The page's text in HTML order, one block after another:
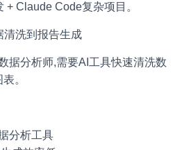
+ Claude Code复杂项目。
清洗到报告生成
据分析师,需要AI工具快速清洗数
。
分析工具